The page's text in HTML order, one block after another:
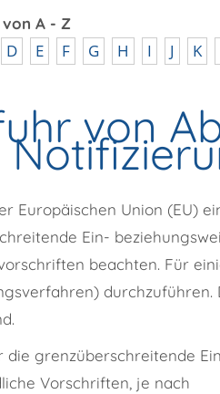
A - Z
D E F G H I J K
von
Europäischen Union (EU)
Ein-
beachten. Für
die grenzüberschreitende
Vorschriften, je nach